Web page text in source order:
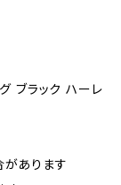
ブラック ハーレ
があります